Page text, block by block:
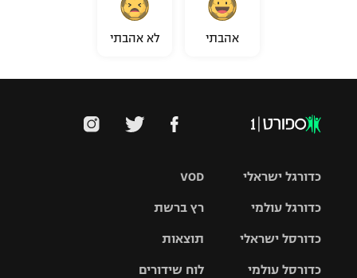
אהבתי לא אהבתי
VOD
רץ ברשת
תוצאות
לוח שידורים
כדורגל ישראלי
כדורגל עולמי
האלופות
כדורסל ישראלי
כדורסל עולמי